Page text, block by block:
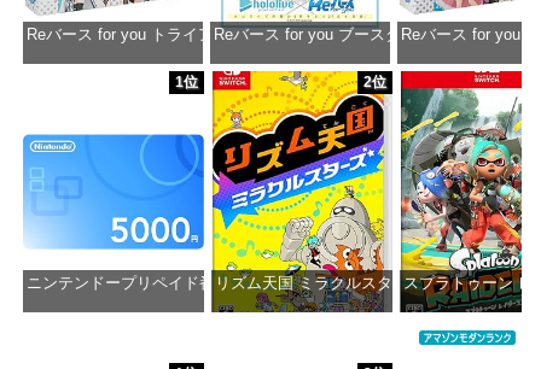
Reバース for you トライアルデッキ ホロライブプロダクション ver.ホロ
価格：¥1,650
Reバース for you ブースターパック ホロライ
価格：¥2,980
Reバース for you
価格：
1位
ニンテンドープリペイド番号 5000円|オンラインコード版
2位
リズム天国 ミラクルスターズ -Switch
スプラトゥーン レ